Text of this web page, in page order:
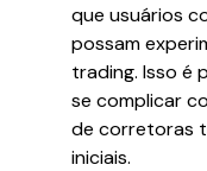
que usuários
possam
trading. Isso é
se complicar
de corretoras
iniciais.